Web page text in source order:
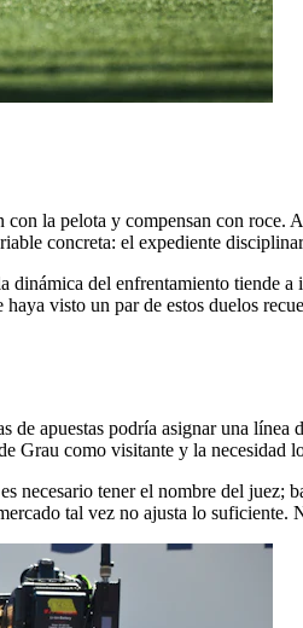
la pelota y compensan con roce.
concreta: el expediente
del enfrentamiento tiende
visto un par de estos duelos
apuestas podría asignar una
como visitante y la necesidad
tener el nombre del juez;
tal vez no ajusta lo suficiente.